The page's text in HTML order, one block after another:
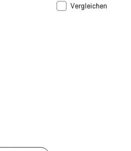
Vergleichen